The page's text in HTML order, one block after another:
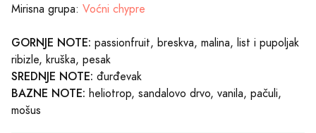
Mirisna grupa: Voćni chypre
GORNJE NOTE: passionfruit, breskva, malina, list i pupoljak
ribizle, kruška, pesak
SREDNJE NOTE: đurđevak
BAZNE NOTE: heliotrop, sandalovo drvo, vanila, pačuli,
mošus